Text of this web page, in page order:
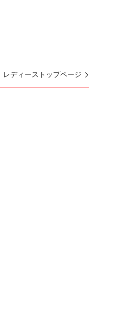
レディーストップページ